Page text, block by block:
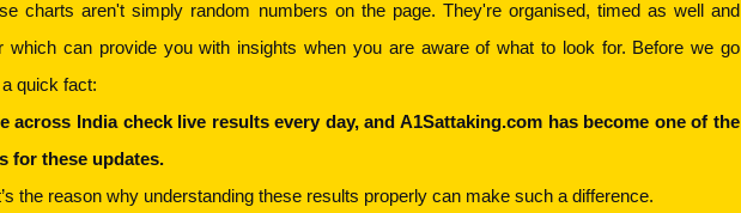
charts aren't simply random numbers on the page. They're organised, timed as well and
which can provide you with insights when you are aware of what to look for. Before we go
a quick fact:
across India check live results every day, and A1Sattaking.com has become one of the
for these updates.
the reason why understanding these results properly can make such a difference.